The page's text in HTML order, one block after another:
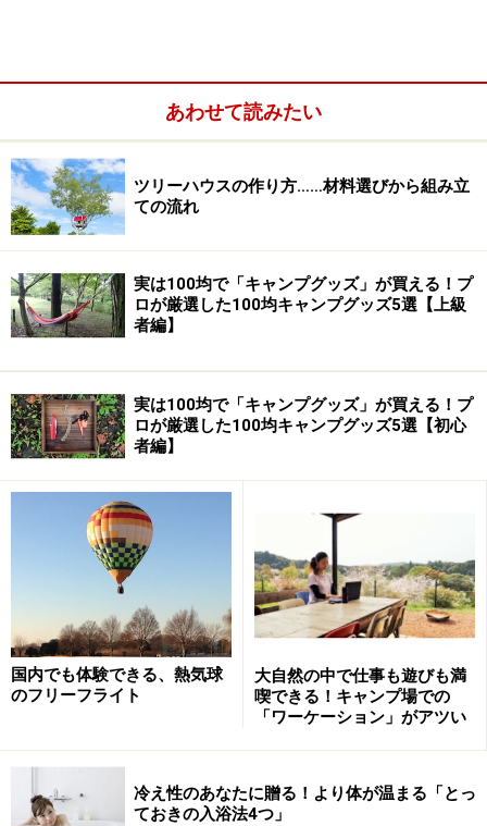
以下、親子で楽しめるフジロックの様々な取り組みにつ
いてご紹介します。
森のアスレチック「KIDS LAND」
森のプレーパーク「KIDS LAND」
グリーンステージとホワイトステージの間にあり、どち
らのステージの音も遠くに聞こえる程度の比較的静かな
環境に、子ども専用の遊び場があります。木で作られた
大きなすべり台やブランコ、メリーゴーランドや工作ス
ペースなどが設けられ、「自分の責任で、自由に遊ぶ」
というコンセプトのもと、子どもたちが自由に遊びを創
造できるプレーパークです。雨天時に避難所にもなる室
内の遊び場には乳児を連れたお母さんのための授乳室も
あわせて読みたい
ツリーハウスの作り方……材料選びから組み立
ての流れ
実は100均で「キャンプグッズ」が買える！プ
ロが厳選した100均キャンプグッズ5選【上級
者編】
実は100均で「キャンプグッズ」が買える！プ
ロが厳選した100均キャンプグッズ5選【初心
者編】
国内でも体験できる、熱気球
のフリーフライト
大自然の中で仕事も遊びも満
喫できる！キャンプ場での
「ワーケーション」がアツい
冷え性のあなたに贈る！より体が温まる「とっ
ておきの入浴法4つ」